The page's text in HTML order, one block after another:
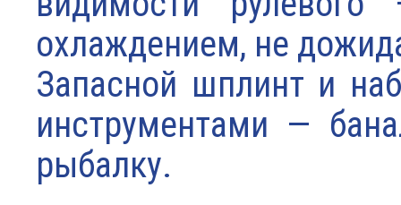
охлаждением, не
Запасной шплинт и
инструментами —
рыбалку.